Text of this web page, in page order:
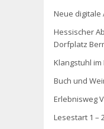
Neue digitale
Hessischer
Dorfplatz
Klangstuhl im
Buch und
Erlebnisweg
Lesestart 1 –